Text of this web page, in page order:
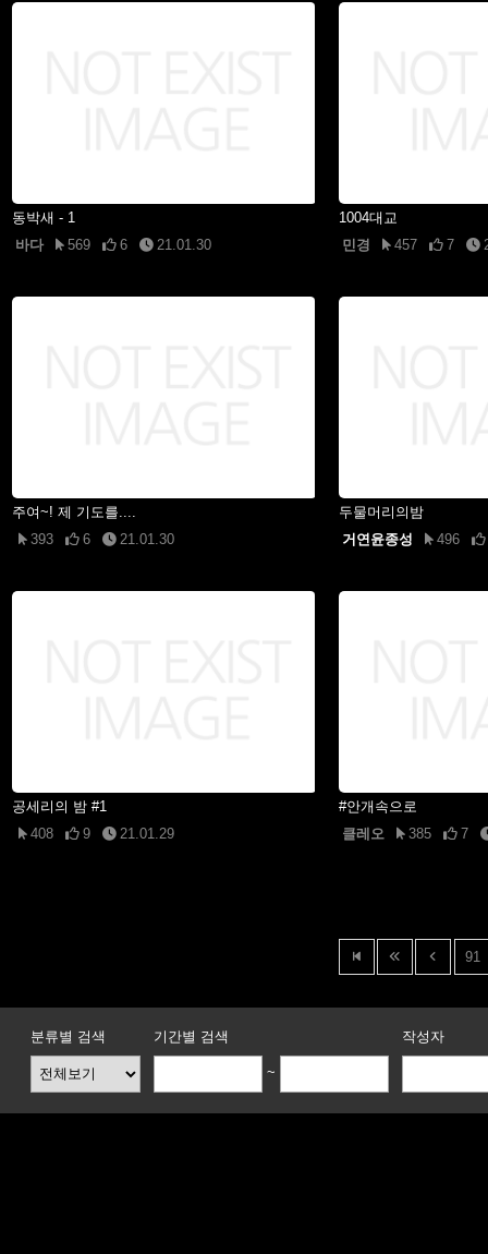
동박새 - 1
바다
569 6 21.01.30
1004대교
민경
457 7
주여~! 제 기도를....
393
6 21.01.30
두물머리의밤
거연윤종성
496
공세리의 밤 #1
408
9 21.01.29
#안개속으로
클레오
385 7
91
분류별 검색 기간별 검색
~
작성자